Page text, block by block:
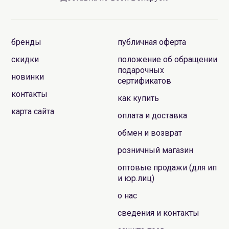
бренды
скидки
новинки
контакты
карта сайта
публичная оферта
положение об обращении
подарочных
сертификатов
как купить
оплата и доставка
обмен и возврат
розничный магазин
оптовые продажи (для ип
и юр.лиц)
о нас
сведения и контакты